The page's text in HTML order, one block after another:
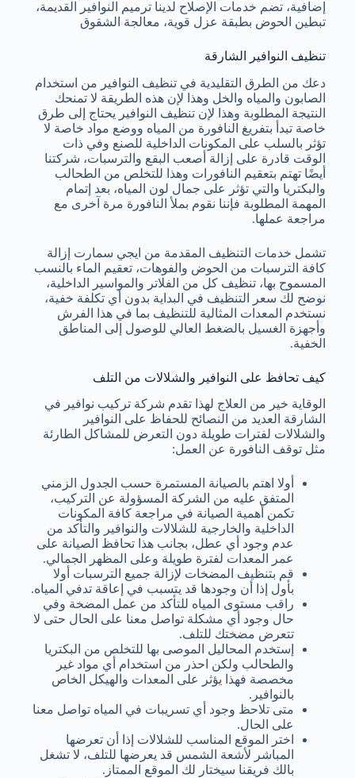
إضافية، تضم خدمات الإصلاح لدينا ترميم النوافير القديمة،
تبطين الحوض بطبقة عزل قوية، معالجة الشقوق
تنظيف النوافير الشارقة
دعك من الطرق التقليدية في تنظيف النوافير من استخدام
الصابون والمياه والخل وهذا لإن هذه الطريقة لا تمنحك
النتيجة المطلوبة وهذا لإن تنظيف النوافير يحتاج إلى طرق
خاصة تبدأ بتفريغ النافورة من المياه ووضع مواد خاصة لا
تؤثر بالسلب على المكونات الداخلية للصنع وفي ذات
الوقت قادرة على إزالة أصعب البقع والترسبات، شركتنا
أيضًا تهتم بتعقيم النافورات وهذا للتخلص من الطحالب
والبكتريا والتي تؤثر على جمال لون المياه، بعد إتمام
المهمة المطلوبة فإننا نقوم بملأ النافورة مرة آخرى مع
مراجعة عملها.
تشمل خدمات التنظيف المقدمة من ايجي سمارت إزالة
كافة الترسبات من الحوض والفوهات، تعقيم الماء بالنسب
المسموح بها، تنظيف كل من الفلاتر والمواسير الداخلية،
نوضح لك سعر التنظيف في البداية بدون أي تكلفة خفية،
نستخدم المعدات المثالية للتنظيف بما في هذا الفرش
وأجهزة الغسيل بالضغط العالي للوصول إلى المناطق
الخفية.
كيف تحافظ على النوافير والشلالات من التلف
الوقاية خير من العلاج لهذا تقدم شركة تركيب نوافير في
الشارقة العديد من النصائح للحفاظ على النوافير
والشلالات لفترات طويلة دون التعرض للمشاكل الطارئة
مثل توقف النافورة عن العمل:
أولا اهتم بالصيانة المستمرة حسب الجدول الزمني
المتفق عليه من الشركة المسؤولة عن التركيب،
تكمن أهمية الصيانة في مراجعة كافة المكونات
الداخلية والخارجية للشلالات والنوافير والتأكد من
عدم وجود أي عطل، بجانب هذا تحافظ الصيانة على
عمر المعدات لفترة طويلة وعلى المظهر الجمالي.
قم بتنظيف المضخات لإزالة جميع الترسبات أولا
بأول إذا أن وجودها قد يتسبب في إعاقة تدفي المياه.
راقب مستوى المياه للتأكد من عمل المضخة وفي
حال وجود أي مشكلة تواصل معنا على الحال حتى لا
تتعرض مضختك للتلف.
إستخدم المحاليل الموصى بها للتخلص من البكتريا
والطحالب ولكن احذر من استخدام أي مواد غير
مخصصة فهذا يؤثر على المعدات والهيكل الخاص
بالنوافير.
متى تلاحظ وجود أي تسريبات في المياه تواصل معنا
على الحال.
اختر الموقع المناسب للشلالات إذا أن تعرضها
المباشر لأشعة الشمس قد يعرضها للتلف، لا تشغل
بالك فريقنا سيختار لك الموقع الممتاز.